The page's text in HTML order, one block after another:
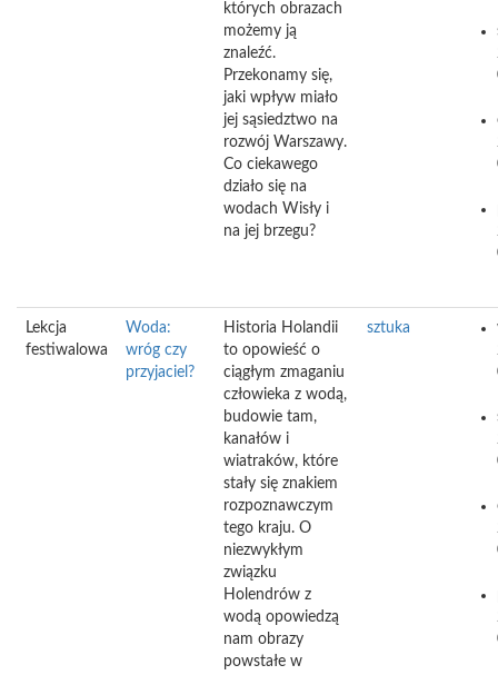
których obrazach
możemy ją
znaleźć.
Przekonamy się,
jaki wpływ miało
jej sąsiedztwo na
rozwój Warszawy.
Co ciekawego
działo się na
wodach Wisły i
na jej brzegu?
Lekcja
festiwalowa
Woda:
wróg czy
przyjaciel?
Historia Holandii
to opowieść o
ciągłym zmaganiu
człowieka z wodą,
budowie tam,
kanałów i
wiatraków, które
stały się znakiem
rozpoznawczym
tego kraju. O
niezwykłym
związku
Holendrów z
wodą opowiedzą
nam obrazy
powstałe w
sztuka